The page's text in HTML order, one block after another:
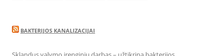
BAKTERIJOS KANALIZACIJAI